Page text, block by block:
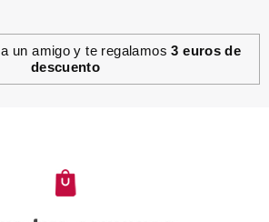
CHRISTIAN DIOR
44.95€
a un amigo y te regalamos3 euros de
descuento